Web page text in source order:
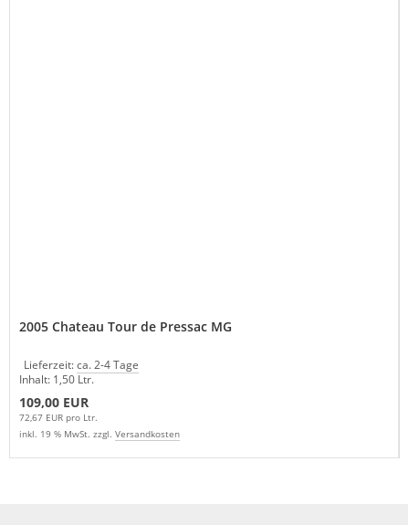
2005 Chateau Tour de Pressac MG
Lieferzeit:ca. 2-4 Tage
Inhalt: 1,50 Ltr.
109,00 EUR
72,67 EUR pro Ltr.
inkl. 19 % MwSt. zzgl. Versandkosten